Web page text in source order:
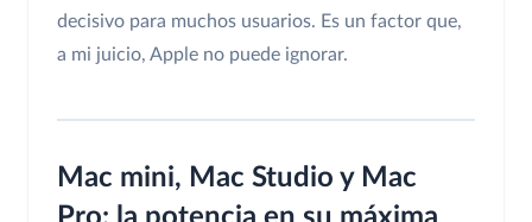
decisivo para muchos usuarios. Es un factor que,
a mi juicio, Apple no puede ignorar.
Mac mini, Mac Studio y Mac